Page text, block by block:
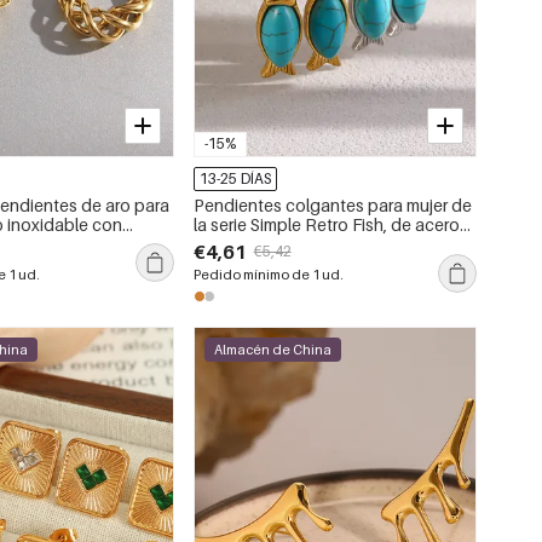
de aro para
inoxidable con
color dorado.
1 ud.
-15%
13-25 DÍAS
Pendientes colgantes para mujer de
la serie Simple Retro Fish, de acero
inoxidable, resistentes al agua, color
dorado y con piedras naturales.
€4,61 €5,42
Pedido mínimo de 1 ud.
Almacén de China